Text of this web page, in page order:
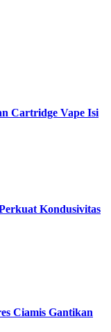
Cartridge Vape Isi
Kondusivitas
Ciamis Gantikan